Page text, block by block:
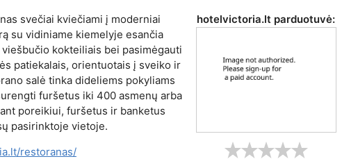
hotelvictoria.lt parduotuvė:
svečiai kviečiami į moderniai
su vidiniame kiemelyje esančia
kokteiliais bei pasimėgauti
patiekalais, orientuotais į sveiko ir
salė tinka dideliems pokyliams
furšetus iki 400 asmenų arba
poreikiui, furšetus ir banketus
pasirinktoje vietoje.
restoranas/